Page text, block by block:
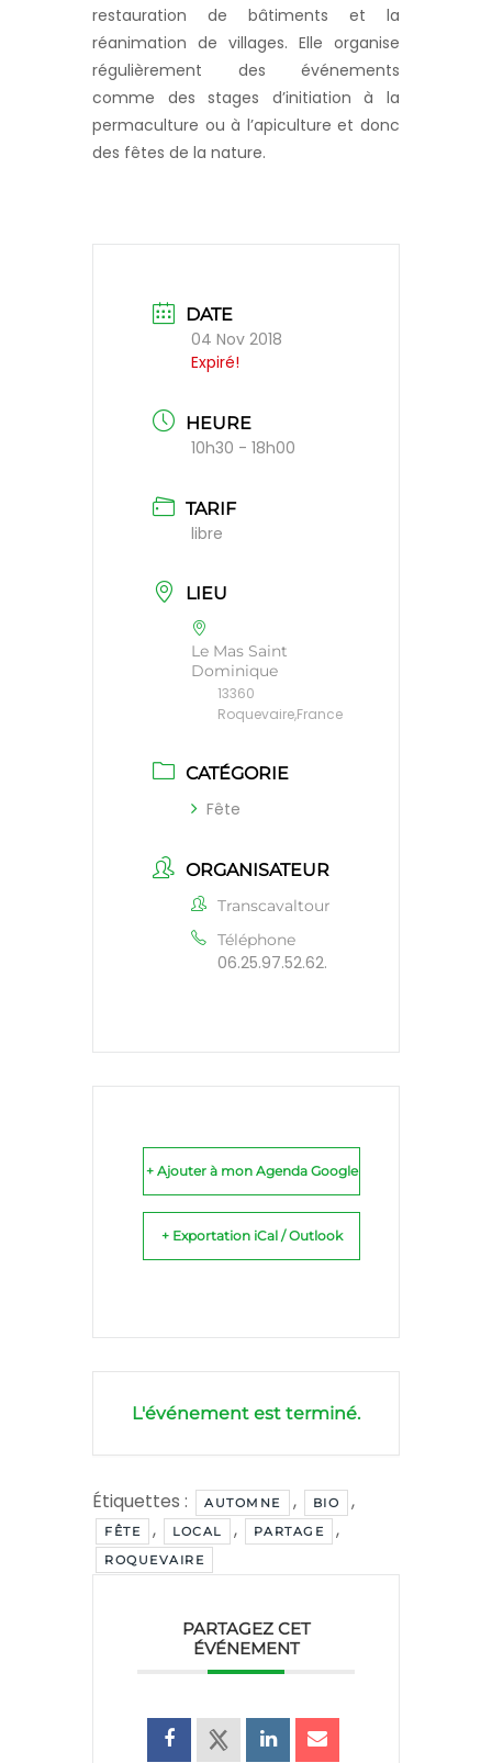
restauration de bâtiments et la
réanimation de villages. Elle organise
régulièrement des événements
comme des stages d’initiation à la
permaculture ou à l’apiculture et donc
des fêtes de la nature.
DATE
04 Nov 2018
Expiré!
HEURE
10h30 - 18h00
TARIF
libre
LIEU
Le Mas Saint
Dominique
13360
Roquevaire,France
CATÉGORIE
Fête
ORGANISATEUR
Transcavaltour
Téléphone
06.25.97.52.62.
+ Ajouter à mon Agenda Google
+ Exportation iCal / Outlook
L'événement est terminé.
Étiquettes : AUTOMNE , BIO ,
FÊTE , LOCAL , PARTAGE ,
ROQUEVAIRE
PARTAGEZ CET
ÉVÉNEMENT